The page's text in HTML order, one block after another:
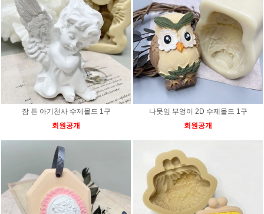
잠 든 아기천사 수제몰드 1구
회원공개
나뭇잎 부엉이 2D 수제몰드 1구
회원공개